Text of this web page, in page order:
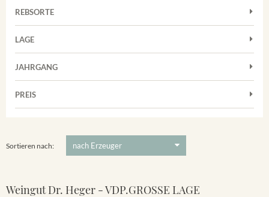
Rosé
Weißwein
REBSORTE
Chardonnay
Grauburgunder
Riesling
LAGE
Achkarrer Schlossberg
Vorderer Winklerberg
Winklerberg Hinter Winklen
JAHRGANG
PREIS
Sortieren nach:
Weingut Dr. Heger - VDP.GROSSE LAGE